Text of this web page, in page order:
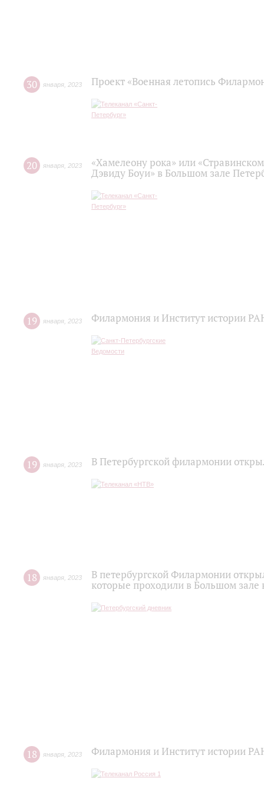
30 января 2023 Проект «Военная летопись
20 января 2023
«Хамелеону рока» или
Дэвиду Боуи» в Большом зале
19 января 2023 Филармония и Институт истории
19 января 2023 В Петербургской филармонии
18 января 2023
В петербургской Филармонии
которые проходили в Большом зале
18 января 2023 Филармония и Институт истории